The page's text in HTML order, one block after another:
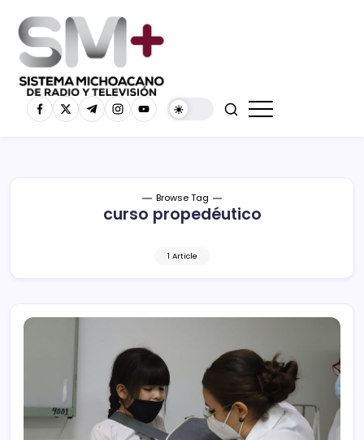
Browse Tag
curso propedéutico
1 Article